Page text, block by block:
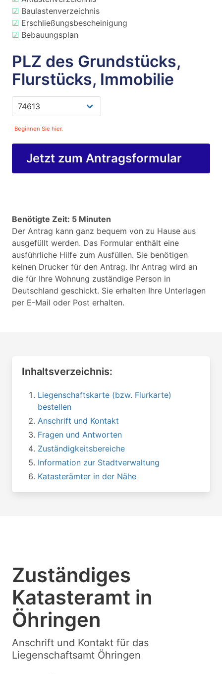
☑ Baulastenverzeichnis
☑ Erschließungsbescheinigung
☑ Bebauungsplan
PLZ des Grundstücks,
Flurstücks, Immobilie
Beginnen Sie hier.
Jetzt zum Antragsformular
Benötigte Zeit: 5 Minuten
Der Antrag kann ganz bequem von zu Hause aus
ausgefüllt werden. Das Formular enthält eine
ausführliche Hilfe zum Ausfüllen. Sie benötigen
keinen Drucker für den Antrag. Ihr Antrag wird an
die für Ihre Wohnung zuständige Person in
Deutschland geschickt. Sie erhalten Ihre Unterlagen
per E-Mail oder Post erhalten.
Inhaltsverzeichnis:
Liegenschaftskarte (bzw. Flurkarte)
bestellen
Anschrift und Kontakt
Fragen und Antworten
Zuständigkeitsbereiche
Information zur Stadtverwaltung
Katasterämter in der Nähe
Zuständiges
Katasteramt in
Öhringen
Anschrift und Kontakt für das
Liegenschaftsamt Öhringen